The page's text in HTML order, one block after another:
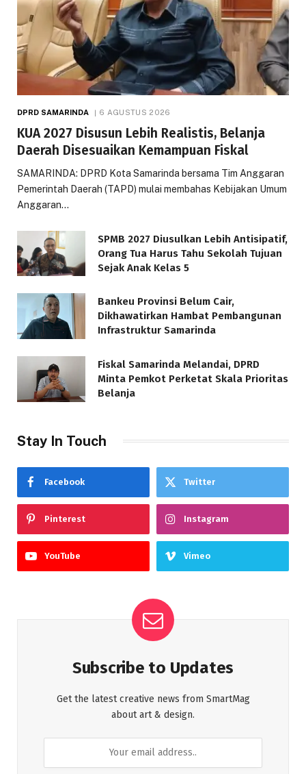
DPRD SAMARINDA 6 AGUSTUS 2026
KUA 2027 Disusun Lebih Realistis, Belanja
Daerah Disesuaikan Kemampuan Fiskal
SAMARINDA: DPRD Kota Samarinda bersama Tim Anggaran
Pemerintah Daerah (TAPD) mulai membahas Kebijakan Umum
Anggaran…
SPMB 2027 Diusulkan Lebih Antisipatif,
Orang Tua Harus Tahu Sekolah Tujuan
Sejak Anak Kelas 5
Bankeu Provinsi Belum Cair,
Dikhawatirkan Hambat Pembangunan
Infrastruktur Samarinda
Fiskal Samarinda Melandai, DPRD
Minta Pemkot Perketat Skala Prioritas
Belanja
Stay In Touch
Facebook Twitter
Pinterest Instagram
YouTube Vimeo
Subscribe to Updates
Get the latest creative news from SmartMag
about art & design.